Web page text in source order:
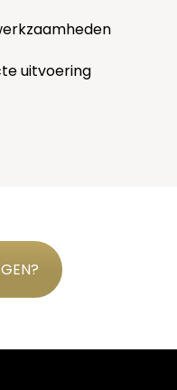
uitvoering